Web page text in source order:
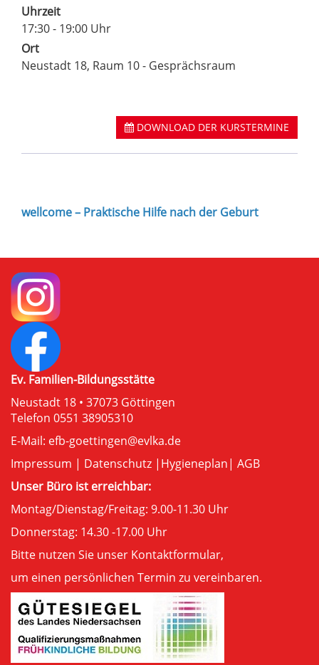
Uhrzeit
17:30 - 19:00 Uhr
Ort
Neustadt 18, Raum 10 - Gesprächsraum
DOWNLOAD DER KURSTERMINE
wellcome – Praktische Hilfe nach der Geburt
Ev. Familien-Bildungsstätte
Neustadt 18 • 37073 Göttingen
Telefon 0551 38905310
E-Mail: efb-goettingen@evlka.de
Impressum | Datenschutz | Hygieneplan| AGB
Unser Büro ist erreichbar:
Montag/Dienstag/Freitag: 9.00-11.30 Uhr
Donnerstag: 14.30 -17.00 Uhr
Bitte nutzen Sie unser Kontaktformular,
um einen persönlichen Termin zu vereinbaren.